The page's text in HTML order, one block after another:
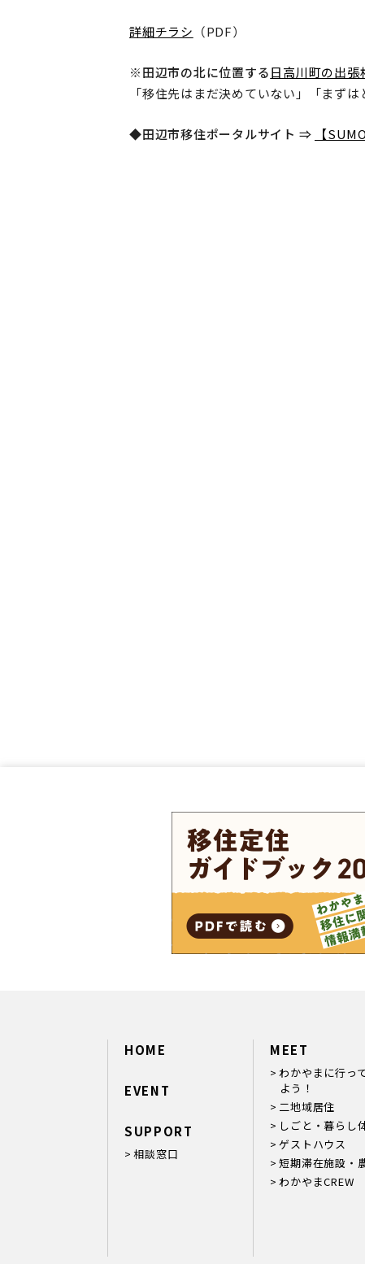
詳細チラシ （PDF）
※田辺市の北に位置する日高川町の出張
「移住先はまだ決めていない」「まず
◆田辺市移住ポータルサイト ⇒ 【
HOME
EVENT
SUPPORT
相談窓口
MEET
わかやまに行っ
よう！
二地域居住
しごと・暮らし
ゲストハウス
短期滞在施設・
わかやまCREW